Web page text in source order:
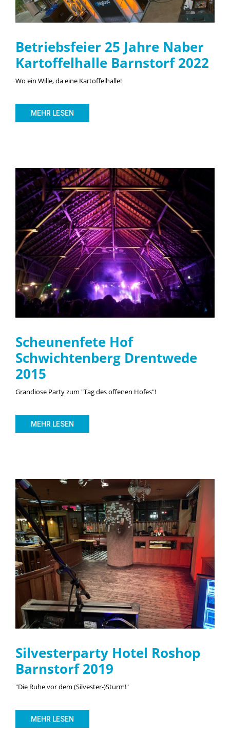
Betriebsfeier 25 Jahre Naber
Kartoffelhalle Barnstorf 2022
Wo ein Wille, da eine Kartoffelhalle!
MEHR LESEN
Scheunenfete Hof
Schwichtenberg Drentwede
2015
Grandiose Party zum "Tag des offenen Hofes"!
MEHR LESEN
Silvesterparty Hotel Roshop
Barnstorf 2019
"Die Ruhe vor dem (Silvester-)Sturm!"
MEHR LESEN